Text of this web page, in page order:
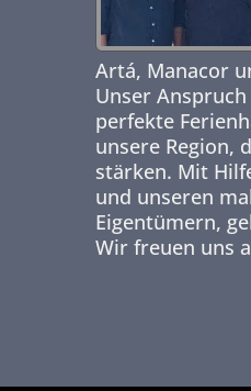
Artá, Manacor
Unser
perfekte
unsere Region,
stärken. Mit
und unseren
Eigentümern,
Wir freuen uns